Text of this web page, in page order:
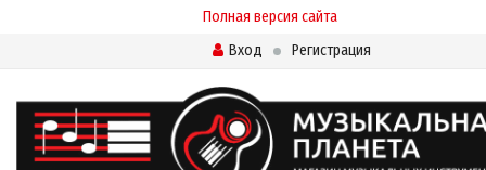
Полная версия сайта
Вход
Регистрация